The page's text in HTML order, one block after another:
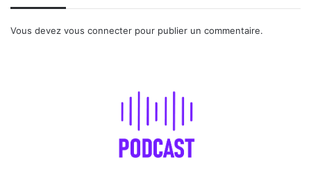
Vous devez vous connecter pour publier un commentaire.